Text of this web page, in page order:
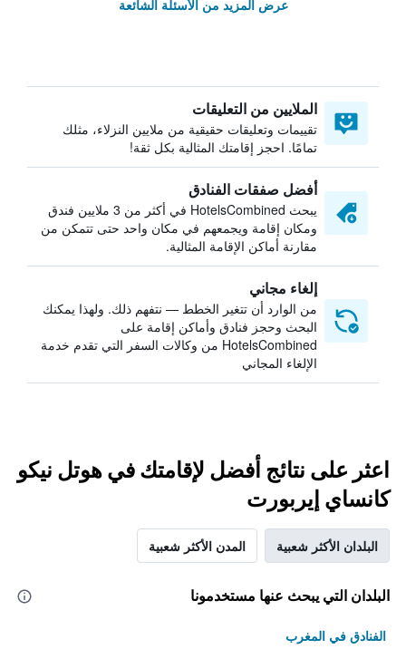
عرض المزيد من الأسئلة الشائعة
الملايين من التعليقات
تقييمات وتعليقات حقيقية من ملايين النزلاء، مثلك
تمامًا. احجز إقامتك المثالية بكل ثقة!
أفضل صفقات الفنادق
يبحث HotelsCombined في أكثر من 3 ملايين فندق
ومكان إقامة ويجمعهم في مكان واحد حتى تتمكن من
مقارنة أماكن الإقامة المثالية.
إلغاء مجاني
من الوارد أن تتغير الخطط — نتفهم ذلك. ولهذا يمكنك
البحث وحجز فنادق وأماكن إقامة على
HotelsCombined من وكالات السفر التي تقدم خدمة
الإلغاء المجاني
اعثر على نتائج أفضل لإقامتك في هوتل نيكو
كانساي إيربورت
البلدان الأكثر شعبية المدن الأكثر شعبية
البلدان التي يبحث عنها مستخدمونا
الفنادق في المغرب